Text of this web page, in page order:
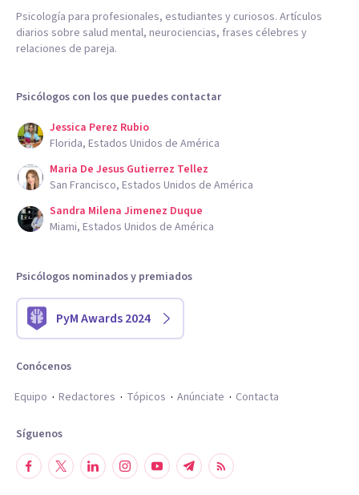
Psicología para profesionales, estudiantes y curiosos. Artículos
diarios sobre salud mental, neurociencias, frases célebres y
relaciones de pareja.
Psicólogos con los que puedes contactar
Jessica Perez Rubio
Florida, Estados Unidos de América
Maria De Jesus Gutierrez Tellez
San Francisco, Estados Unidos de América
Sandra Milena Jimenez Duque
Miami, Estados Unidos de América
Psicólogos nominados y premiados
PyM Awards 2024
Conócenos
Equipo
Redactores Tópicos Anúnciate Contacta
Síguenos